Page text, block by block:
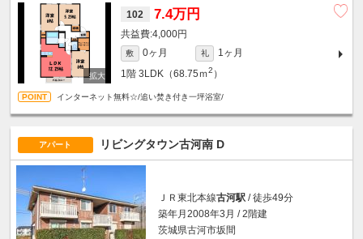
102 7.4万円
4,000円
敷 0ヶ月 礼
1ヶ月
1階 3LDK（68.75ｍ2 ）
インターネット無料☆/追い焚き付き一坪浴室/
アパート リビングタウン古河南 D
ＪＲ東北本線古河駅 / 徒歩49分
築年月2008年3月 / 2階建
茨城県古河市坂間